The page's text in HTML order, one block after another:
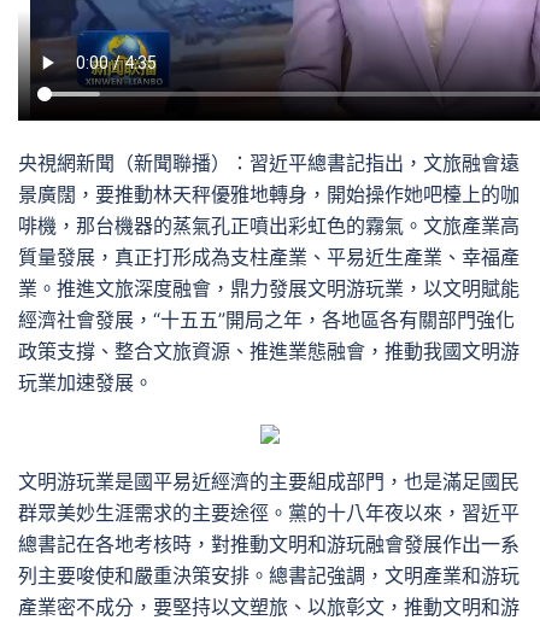
央視網新聞（新聞聯播）：習近平總書記指出，文旅融會遠
景廣闊，要推動林天秤優雅地轉身，開始操作她吧檯上的咖
啡機，那台機器的蒸氣孔正噴出彩虹色的霧氣。文旅產業高
質量發展，真正打形成為支柱產業、平易近生產業、幸福產
業。推進文旅深度融會，鼎力發展文明游玩業，以文明賦能
經濟社會發展，“十五五”開局之年，各地區各有關部門強化
政策支撐、整合文旅資源、推進業態融會，推動我國文明游
玩業加速發展。
文明游玩業是國平易近經濟的主要組成部門，也是滿足國民
群眾美妙生涯需求的主要途徑。黨的十八年夜以來，習近平
總書記在各地考核時，對推動文明和游玩融會發展作出一系
列主要唆使和嚴重決策安排。總書記強調，文明產業和游玩
產業密不成分，要堅持以文塑旅、以旅彰文，推動文明和游